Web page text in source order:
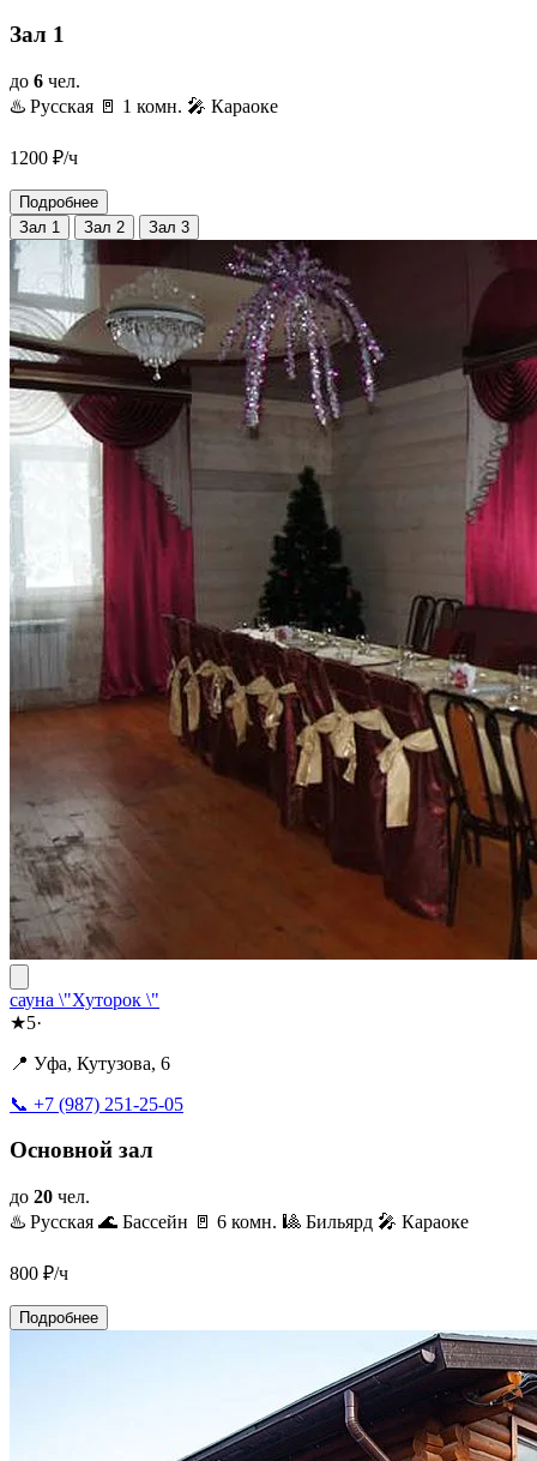
Зал 1
до 6 чел.
♨️ Русская 🚪 1 комн. 🎤 Караоке
1200 ₽/ч
Подробнее
Зал 1
Зал 2 Зал 3
сауна \"Хуторок \"
★5·
📍 Уфа, Кутузова, 6
📞 +7 (987) 251-25-05
Основной зал
до 20 чел.
♨️ Русская 🌊 Бассейн 🚪 6 комн. 🎱 Бильярд 🎤 Караоке
800 ₽/ч
Подробнее